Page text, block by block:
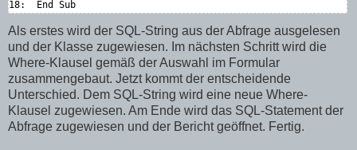
Als erstes wird der SQL-String aus der Abfrage ausgelesen
und der Klasse zugewiesen. Im nächsten Schritt wird die
Where-Klausel gemäß der Auswahl im Formular
zusammengebaut. Jetzt kommt der entscheidende
Unterschied. Dem SQL-String wird eine neue Where-
Klausel zugewiesen. Am Ende wird das SQL-Statement der
Abfrage zugewiesen und der Bericht geöffnet. Fertig.